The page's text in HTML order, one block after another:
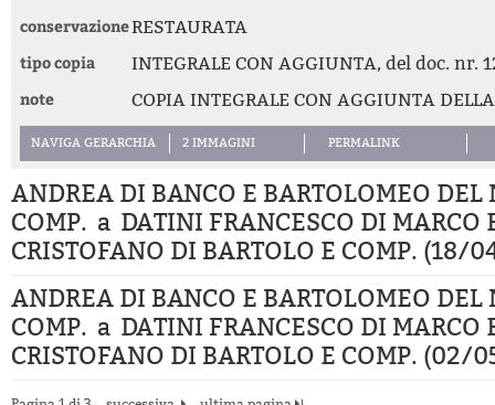
conservazioneRESTAURATA
tipo copia
INTEGRALE CON AGGIUNTA, del doc. nr.
note
COPIA INTEGRALE CON AGGIUNTA
NAVIGA GERARCHIA 2 IMMAGINI PERMALINK
ANDREA DI BANCO E BARTOLOMEO DEL
COMP. a DATINI FRANCESCO DI MARCO
CRISTOFANO DI BARTOLO E COMP. (18/
ANDREA DI BANCO E BARTOLOMEO DEL
COMP. a DATINI FRANCESCO DI MARCO
CRISTOFANO DI BARTOLO E COMP. (02/